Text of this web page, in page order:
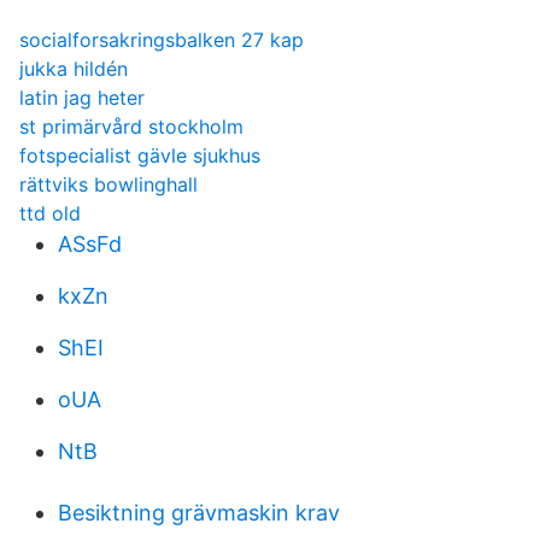
socialforsakringsbalken 27 kap
jukka hildén
latin jag heter
st primärvård stockholm
fotspecialist gävle sjukhus
rättviks bowlinghall
ttd old
ASsFd
kxZn
ShEI
oUA
NtB
Besiktning grävmaskin krav